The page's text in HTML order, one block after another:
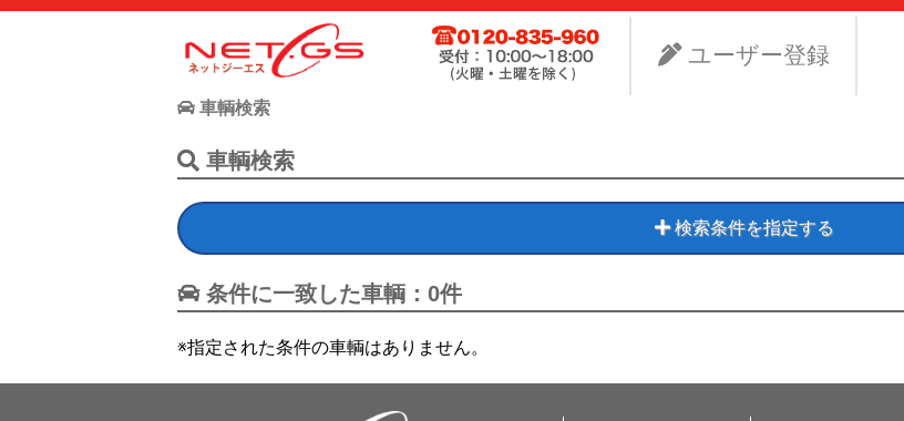
ネット・ジーエス株式会社が運営する中古車個人売買支援サービスNet-GSのサイト。より安く中古車を手に入
お客様が驚きの価格で中古車個人売買が出来る支援に全力で取り組みます。
ユーザー登録
車輌検索
車輌検索
検索条件を指定する
条件に一致した車輌：0件
※指定された条件の車輌はありません。